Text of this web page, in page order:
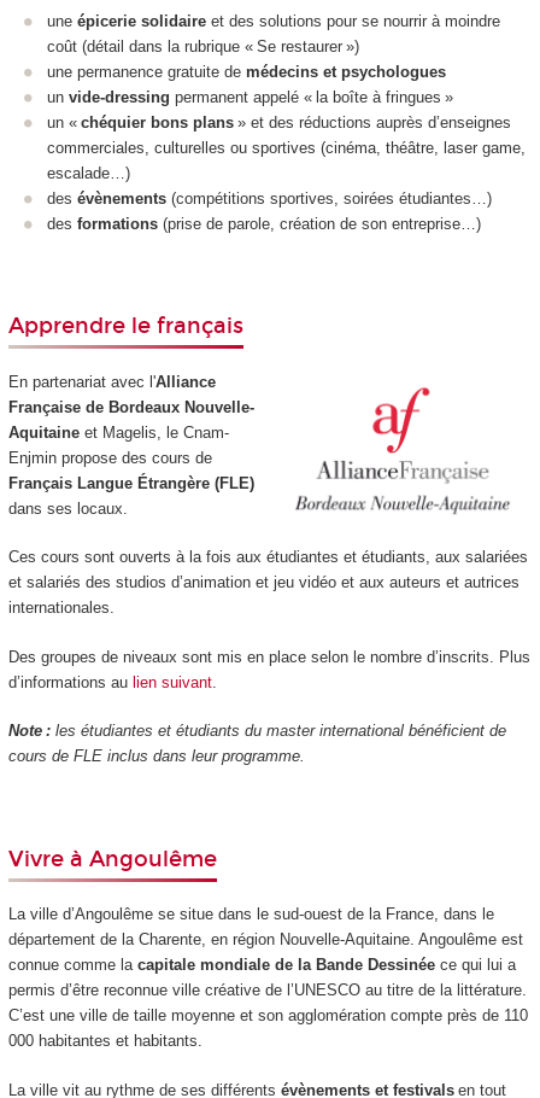
une épicerie solidaire et des solutions pour se nourrir à moindre
coût (détail dans la rubrique « Se restaurer »)
une permanence gratuite de médecins et psychologues
un vide-dressing permanent appelé « la boîte à fringues »
un « chéquier bons plans » et des réductions auprès d’enseignes
commerciales, culturelles ou sportives (cinéma, théâtre, laser game,
escalade…)
des évènements (compétitions sportives, soirées étudiantes…)
des formations (prise de parole, création de son entreprise…)
Apprendre le français
En partenariat avec l'Alliance
Française de Bordeaux Nouvelle-
Aquitaineet Magelis, le Cnam-
Enjmin propose des cours de
Français Langue Étrangère (FLE)
dans ses locaux.
Ces cours sont ouverts à la fois aux étudiantes et étudiants, aux salariées
et salariés des studios d’animation et jeu vidéo et aux auteurs et autrices
internationales.
Des groupes de niveaux sont mis en place selon le nombre d’inscrits. Plus
d’informations au lien suivant.
Note :les étudiantes et étudiants du master international bénéficient de
cours de FLE inclus dans leur programme.
Vivre à Angoulême
La ville d’Angoulême se situe dans le sud-ouest de la France, dans le
département de la Charente, en région Nouvelle-Aquitaine. Angoulême est
connue comme la capitale mondiale de la Bande Dessinéece qui lui a
permis d’être reconnue ville créative de l’UNESCO au titre de la littérature.
C’est une ville de taille moyenne et son agglomération compte près de 110
000 habitantes et habitants.
La ville vit au rythme de ses différents évènements et festivals en tout